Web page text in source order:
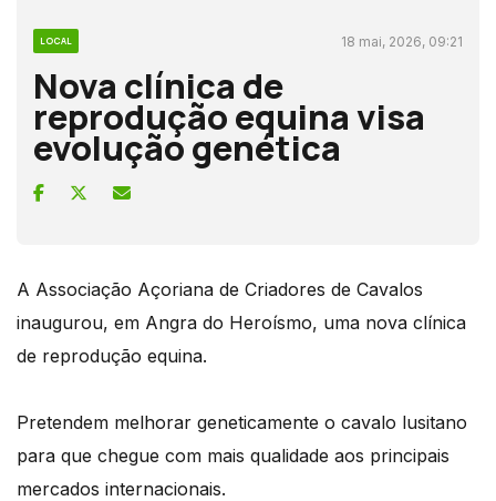
LOCAL 18 mai, 2026, 09:21
Nova clínica de
reprodução equina visa
evolução genética
A Associação Açoriana de Criadores de Cavalos
inaugurou, em Angra do Heroísmo, uma nova clínica
de reprodução equina.
Pretendem melhorar geneticamente o cavalo lusitano
para que chegue com mais qualidade aos principais
mercados internacionais.